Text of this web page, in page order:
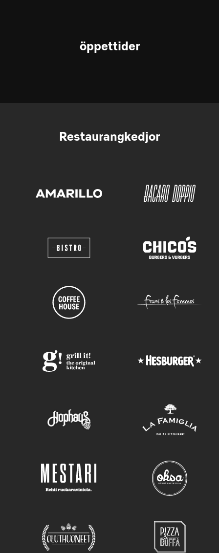
öppettider
Restaurangkedjor